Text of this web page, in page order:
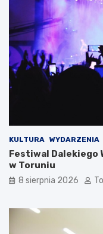
KULTURA WYDARZENIA
Festiwal Dalekiego
w Toruniu
8 sierpnia 2026